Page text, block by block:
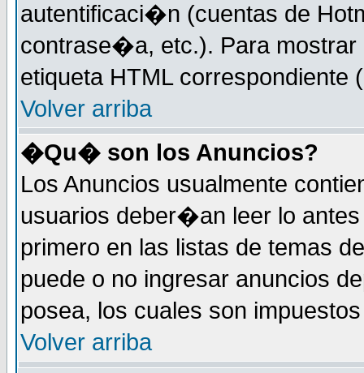
autentificaci�n (cuentas de
contrase�a, etc.). Para mostrar
etiqueta HTML correspondiente
Volver arriba
�Qu� son los Anuncios?
Los Anuncios usualmente
usuarios deber�an leer lo
primero en las listas de temas
puede o no ingresar anuncios
posea, los cuales son
Volver arriba